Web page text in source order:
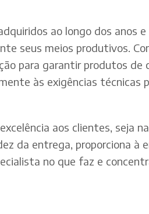
ao longo dos anos
seus meios produtivos.
para garantir produtos
às exigências técnicas
aos clientes, seja
da entrega, proporciona
no que faz e